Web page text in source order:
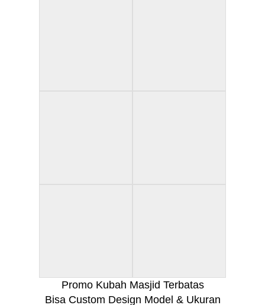
Promo Kubah Masjid Terbatas
Bisa Custom Design Model & Ukuran